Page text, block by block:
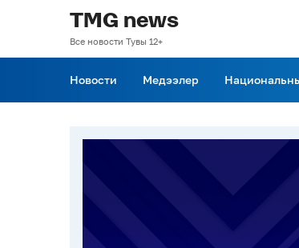
TMG news
Все новости Тувы 12+
Новости Медээлер